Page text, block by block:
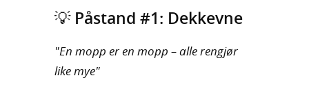
💡 Påstand #1: Dekkevne
"En mopp er en mopp – alle rengjør
like mye"